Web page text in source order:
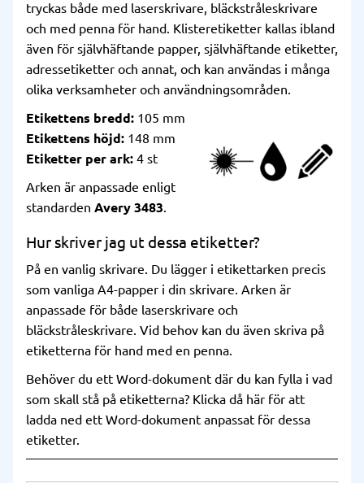
tryckas både med laserskrivare, bläckstråleskrivare
och med penna för hand. Klisteretiketter kallas ibland
även för självhäftande papper, självhäftande etiketter,
adressetiketter och annat, och kan användas i många
olika verksamheter och användningsområden.
Etikettens bredd: 105 mm
Etikettens höjd: 148 mm
Etiketter per ark: 4 st
Arken är anpassade enligt
standarden Avery 3483.
Hur skriver jag ut dessa etiketter?
På en vanlig skrivare. Du lägger i etikettarken precis
som vanliga A4-papper i din skrivare. Arken är
anpassade för både laserskrivare och
bläckstråleskrivare. Vid behov kan du även skriva på
etiketterna för hand med en penna.
Behöver du ett Word-dokument där du kan fylla i vad
som skall stå på etiketterna? Klicka då här för att
ladda ned ett Word-dokument anpassat för dessa
etiketter.